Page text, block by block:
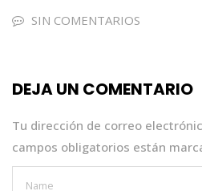
e
o
k
tets
p
e
SIN COMENTARIOS
DEJA UN COMENTARIO
Tu dirección de correo
campos obligatorios están